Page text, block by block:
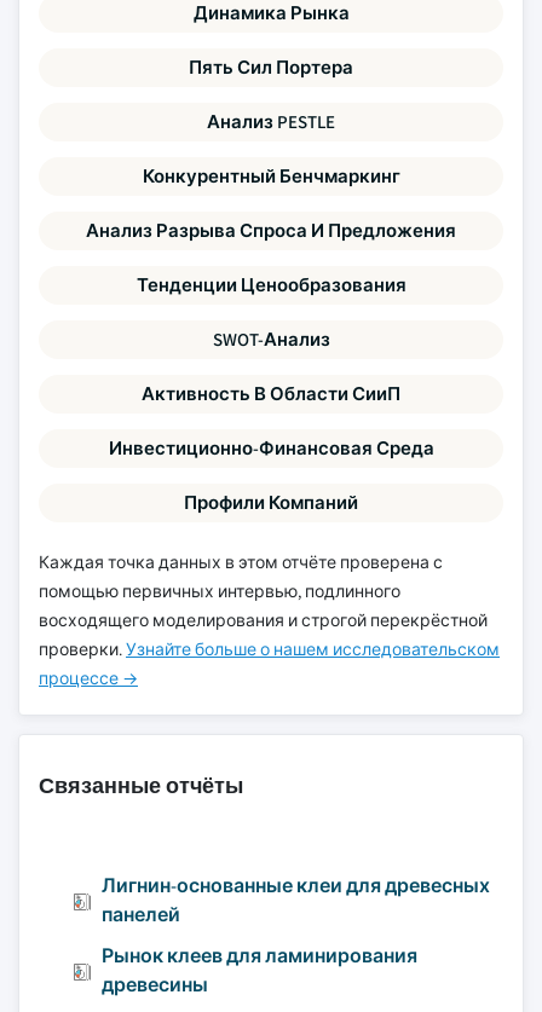
Динамика Рынка
Пять Сил Портера
Анализ PESTLE
Конкурентный Бенчмаркинг
Анализ Разрыва Спроса И Предложения
Тенденции Ценообразования
SWOT-Анализ
Активность В Области СииП
Инвестиционно-Финансовая Среда
Профили Компаний
Каждая точка данных в этом отчёте проверена с
помощью первичных интервью, подлинного
восходящего моделирования и строгой перекрёстной
проверки.Узнайте больше о нашем исследовательском
процессе →
Связанные отчёты
Лигнин-основанные клеи для древесных
панелей
Рынок клеев для ламинирования
древесины